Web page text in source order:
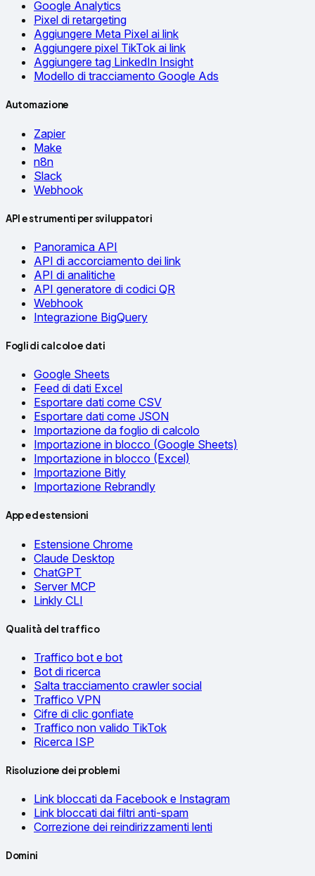
Google Analytics
Pixel di retargeting
Aggiungere Meta Pixel ai link
Aggiungere pixel TikTok ai link
Aggiungere tag LinkedIn Insight
Modello di tracciamento Google Ads
Automazione
Zapier
Make
n8n
Slack
Webhook
API e strumenti per sviluppatori
Panoramica API
API di accorciamento dei link
API di analitiche
API generatore di codici QR
Webhook
Integrazione BigQuery
Fogli di calcolo e dati
Google Sheets
Feed di dati Excel
Esportare dati come CSV
Esportare dati come JSON
Importazione da foglio di calcolo
Importazione in blocco (Google Sheets)
Importazione in blocco (Excel)
Importazione Bitly
Importazione Rebrandly
App ed estensioni
Estensione Chrome
Claude Desktop
ChatGPT
Server MCP
Linkly CLI
Qualità del traffico
Traffico bot e bot
Bot di ricerca
Salta tracciamento crawler social
Traffico VPN
Cifre di clic gonfiate
Traffico non valido TikTok
Ricerca ISP
Risoluzione dei problemi
Link bloccati da Facebook e Instagram
Link bloccati dai filtri anti-spam
Correzione dei reindirizzamenti lenti
Domini